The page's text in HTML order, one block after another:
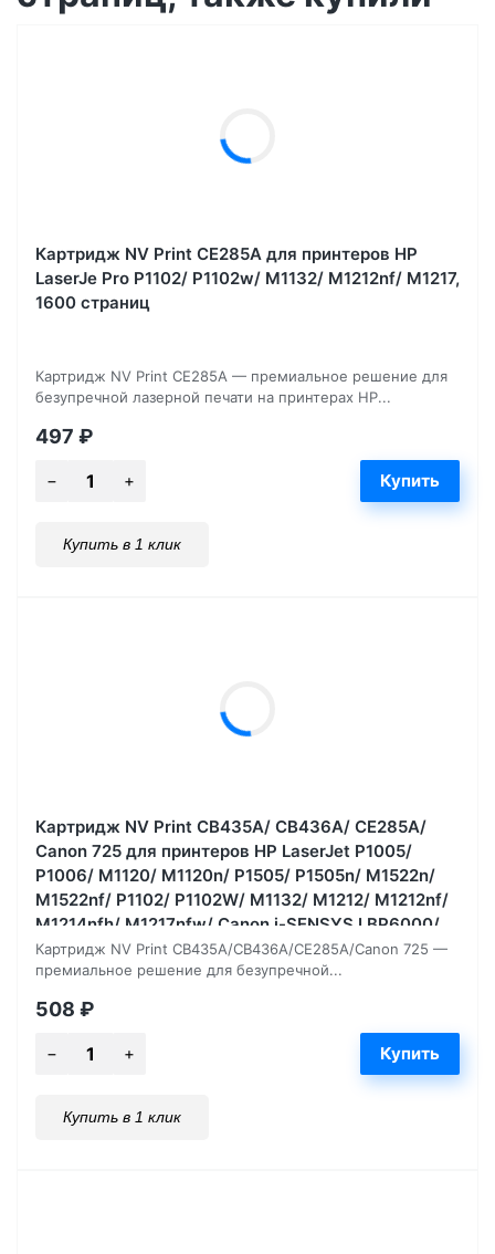
Картридж NV Print CE285A для принтеров HP
LaserJe Pro P1102/ P1102w/ M1132/ M1212nf/ М1217,
1600 страниц
Картридж NV Print CE285A — премиальное решение для
безупречной лазерной печати на принтерах HP...
497 ₽
Купить в 1 клик
Картридж NV Print CB435A/ CB436A/ CE285A/
Canon 725 для принтеров HP LaserJet P1005/
P1006/ M1120/ M1120n/ P1505/ P1505n/ M1522n/
M1522nf/ P1102/ P1102W/ M1132/ M1212/ M1212nf/
M1214nfh/ M1217nfw/ Canon i-SENSYS LBP6000/
LBP6000B, 2000 страниц
Картридж NV Print CB435A/CB436A/CE285A/Canon 725 —
премиальное решение для безупречной...
508 ₽
Купить в 1 клик